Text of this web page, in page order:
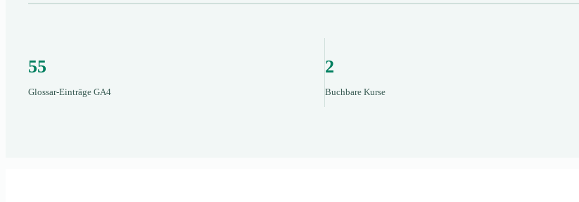
55
Glossar-Einträge GA4
2
Buchbare Kurse